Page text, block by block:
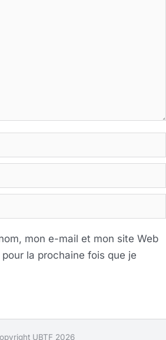
mon e-mail et mon site Web
la prochaine fois que je
UBTF 2026